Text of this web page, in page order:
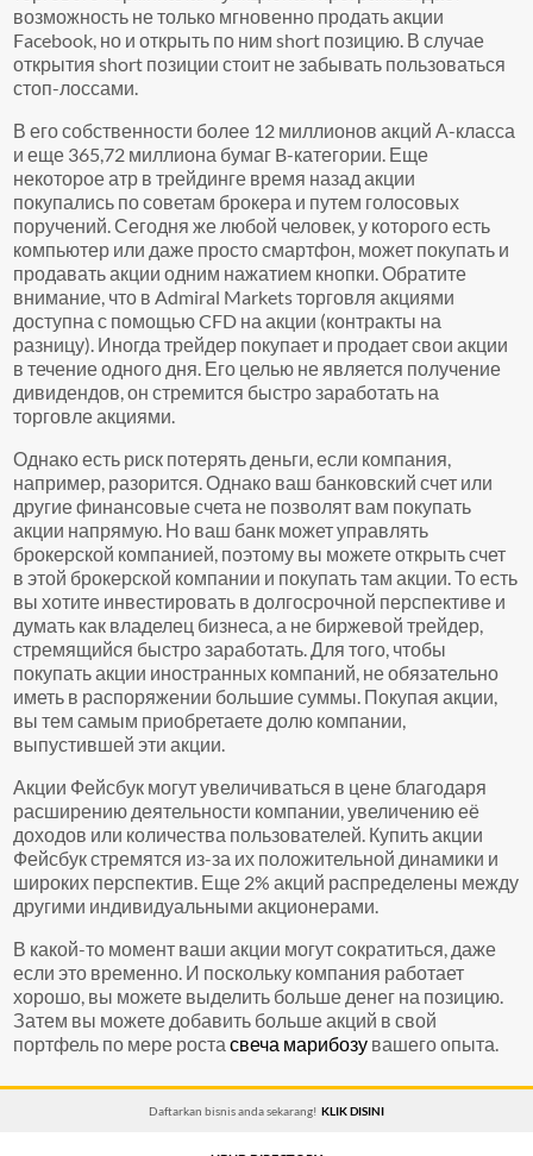
возможность не только мгновенно продать акции
Facebook, но и открыть по ним short позицию. В случае
открытия short позиции стоит не забывать пользоваться
стоп-лоссами.
В его собственности более 12 миллионов акций А-класса
и еще 365,72 миллиона бумаг B-категории. Еще
некоторое атр в трейдинге время назад акции
покупались по советам брокера и путем голосовых
поручений. Сегодня же любой человек, у которого есть
компьютер или даже просто смартфон, может покупать и
продавать акции одним нажатием кнопки. Обратите
внимание, что в Admiral Markets торговля акциями
доступна с помощью CFD на акции (контракты на
разницу). Иногда трейдер покупает и продает свои акции
в течение одного дня. Его целью не является получение
дивидендов, он стремится быстро заработать на
торговле акциями.
Однако есть риск потерять деньги, если компания,
например, разорится. Однако ваш банковский счет или
другие финансовые счета не позволят вам покупать
акции напрямую. Но ваш банк может управлять
брокерской компанией, поэтому вы можете открыть счет
в этой брокерской компании и покупать там акции. То есть
вы хотите инвестировать в долгосрочной перспективе и
думать как владелец бизнеса, а не биржевой трейдер,
стремящийся быстро заработать. Для того, чтобы
покупать акции иностранных компаний, не обязательно
иметь в распоряжении большие суммы. Покупая акции,
вы тем самым приобретаете долю компании,
выпустившей эти акции.
Акции Фейсбук могут увеличиваться в цене благодаря
расширению деятельности компании, увеличению её
доходов или количества пользователей. Купить акции
Фейсбук стремятся из-за их положительной динамики и
широких перспектив. Еще 2% акций распределены между
другими индивидуальными акционерами.
В какой-то момент ваши акции могут сократиться, даже
если это временно. И поскольку компания работает
хорошо, вы можете выделить больше денег на позицию.
Затем вы можете добавить больше акций в свой
портфель по мере ростасвеча марибозу вашего опыта.
Daftarkan bisnis anda sekarang! KLIK DISINI